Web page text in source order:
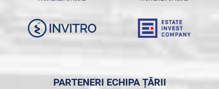
PARTENERI ECHIPA ȚĂRII